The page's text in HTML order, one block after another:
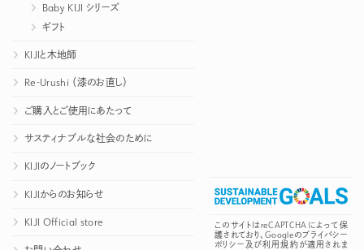
Baby KIJI シリーズ
ギフト
KIJIと木地師
Re-Urushi （漆のお直し）
ご購入とご使用にあたって
サスティナブルな社会のために
KIJIのノートブック
KIJIからのお知らせ
KIJI Official store
このサイトはreCAPTCHAによって保
護されており、Googleのプライバシー
ポリシー及び利用規約が適用されま